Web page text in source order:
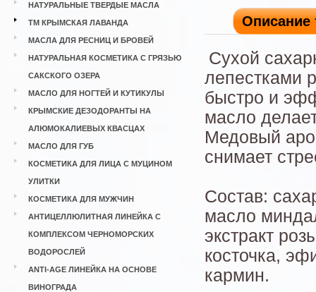
НАТУРАЛЬНЫЕ ТВЕРДЫЕ МАСЛА
ТМ КРЫМСКАЯ ЛАВАНДА
МАСЛА ДЛЯ РЕСНИЦ И БРОВЕЙ
НАТУРАЛЬНАЯ КОСМЕТИКА С ГРЯЗЬЮ
САКСКОГО ОЗЕРА
МАСЛО ДЛЯ НОГТЕЙ И КУТИКУЛЫ
КРЫМСКИЕ ДЕЗОДОРАНТЫ НА
АЛЮМОКАЛИЕВЫХ КВАСЦАХ
МАСЛО ДЛЯ ГУБ
КОСМЕТИКА ДЛЯ ЛИЦА С МУЦИНОМ
УЛИТКИ
КОСМЕТИКА ДЛЯ МУЖЧИН
АНТИЦЕЛЛЮЛИТНАЯ ЛИНЕЙКА С
КОМПЛЕКСОМ ЧЕРНОМОРСКИХ
ВОДОРОСЛЕЙ
ANTI-AGE ЛИНЕЙКА НА ОСНОВЕ
ВИНОГРАДА
Описание
Сухой
лепестками
быстро и
масло
Медовый
снимает
Состав:
масло
экстракт
косточка,
кармин.